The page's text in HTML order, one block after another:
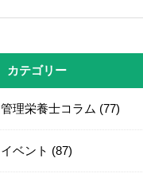
カテゴリー
管理栄養士コラム (77)
イベント (87)